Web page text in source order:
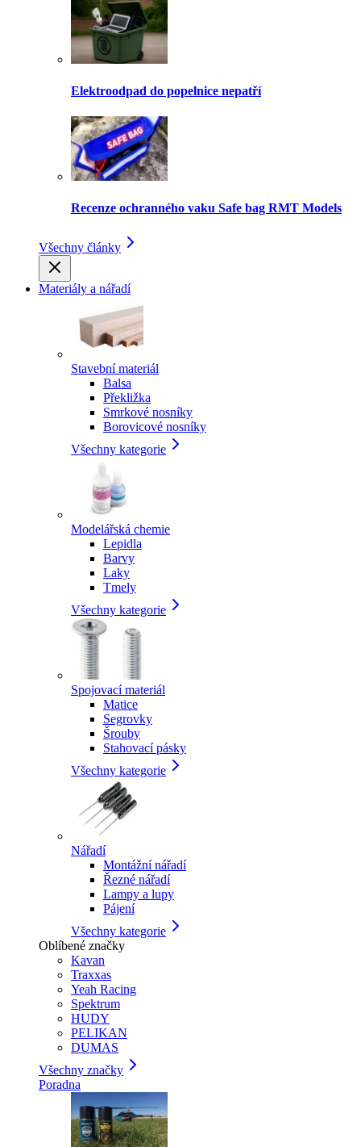
Elektroodpad do popelnice nepatří
Recenze ochranného vaku Safe bag RMT Models
Všechny články
Materiály a nářadí
Stavební materiál
Balsa
Překližka
Smrkové nosníky
Borovicové nosníky
Všechny kategorie
Modelářská chemie
Lepidla
Barvy
Laky
Tmely
Všechny kategorie
Spojovací materiál
Matice
Segrovky
Šrouby
Stahovací pásky
Všechny kategorie
Nářadí
Montážní nářadí
Řezné nářadí
Lampy a lupy
Pájení
Všechny kategorie
Oblíbené značky
Kavan
Traxxas
Yeah Racing
Spektrum
HUDY
PELIKAN
DUMAS
Všechny značky
Poradna